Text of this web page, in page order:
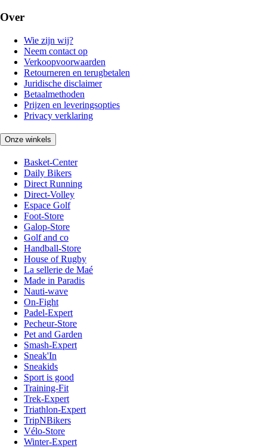
Over
Wie zijn wij?
Neem contact op
Verkoopvoorwaarden
Retourneren en terugbetalen
Juridische disclaimer
Betaalmethoden
Prijzen en leveringsopties
Privacy verklaring
Onze winkels
Basket-Center
Daily Bikers
Direct Running
Direct-Volley
Espace Golf
Foot-Store
Galop-Store
Golf and co
Handball-Store
House of Rugby
La sellerie de Maé
Made in Paradis
Nauti-wave
On-Fight
Padel-Expert
Pecheur-Store
Pet and Garden
Smash-Expert
Sneak'In
Sneakids
Sport is good
Training-Fit
Trek-Expert
Triathlon-Expert
TripNBikers
Vélo-Store
Winter-Expert